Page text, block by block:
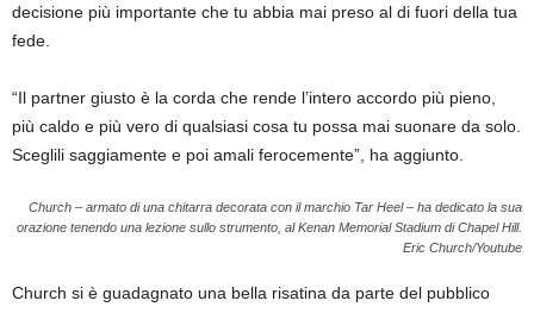
decisione più importante che tu abbia mai preso al di fuori della tua
fede.
“Il partner giusto è la corda che rende l’intero accordo più pieno,
più caldo e più vero di qualsiasi cosa tu possa mai suonare da solo.
Sceglili saggiamente e poi amali ferocemente”, ha aggiunto.
Church – armato di una chitarra decorata con il marchio Tar Heel – ha dedicato la sua
orazione tenendo una lezione sullo strumento, al Kenan Memorial Stadium di Chapel Hill.
Eric Church/Youtube
Church si è guadagnato una bella risatina da parte del pubblico